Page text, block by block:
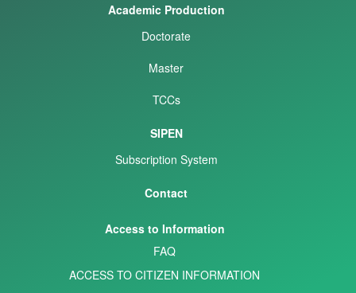
Academic Production
Doctorate
Master
TCCs
SIPEN
Subscription System
Contact
Access to Information
FAQ
ACCESS TO CITIZEN INFORMATION